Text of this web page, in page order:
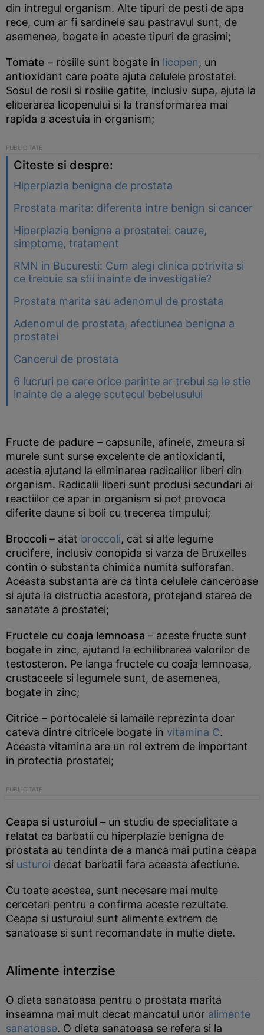
din intregul organism. Alte tipuri de pesti de apa
rece, cum ar fi sardinele sau pastravul sunt, de
asemenea, bogate in aceste tipuri de grasimi;
Tomate – rosiile sunt bogate in licopen, un
antioxidant care poate ajuta celulele prostatei.
Sosul de rosii si rosiile gatite, inclusiv supa, ajuta la
eliberarea licopenului si la transformarea mai
rapida a acestuia in organism;
Citeste si despre:
Hiperplazia benigna de prostata
Prostata marita: diferenta intre benign si cancer
Hiperplazia benigna a prostatei: cauze,
simptome, tratament
RMN in Bucuresti: Cum alegi clinica potrivita si
ce trebuie sa stii inainte de investigatie?
Prostata marita sau adenomul de prostata
Adenomul de prostata, afectiunea benigna a
prostatei
Cancerul de prostata
6 lucruri pe care orice parinte ar trebui sa le stie
inainte de a alege scutecul bebelusului
Fructe de padure – capsunile, afinele, zmeura si
murele sunt surse excelente de antioxidanti,
acestia ajutand la eliminarea radicalilor liberi din
organism. Radicalii liberi sunt produsi secundari ai
reactiilor ce apar in organism si pot provoca
diferite daune si boli cu trecerea timpului;
Broccoli – atat broccoli, cat si alte legume
crucifere, inclusiv conopida si varza de Bruxelles
contin o substanta chimica numita sulforafan.
Aceasta substanta are ca tinta celulele canceroase
si ajuta la distructia acestora, protejand starea de
sanatate a prostatei;
Fructele cu coaja lemnoasa – aceste fructe sunt
bogate in zinc, ajutand la echilibrarea valorilor de
testosteron. Pe langa fructele cu coaja lemnoasa,
crustaceele si legumele sunt, de asemenea,
bogate in zinc;
Citrice – portocalele si lamaile reprezinta doar
cateva dintre citricele bogate in vitamina C.
Aceasta vitamina are un rol extrem de important
in protectia prostatei;
Ceapa si usturoiul – un studiu de specialitate a
relatat ca barbatii cu hiperplazie benigna de
prostata au tendinta de a manca mai putina ceapa
si usturoi decat barbatii fara aceasta afectiune.
Cu toate acestea, sunt necesare mai multe
cercetari pentru a confirma aceste rezultate.
Ceapa si usturoiul sunt alimente extrem de
sanatoase si sunt recomandate in multe diete.
Alimente interzise
O dieta sanatoasa pentru o prostata marita
inseamna mai mult decat mancatul unor alimente
sanatoase. O dieta sanatoasa se refera si la